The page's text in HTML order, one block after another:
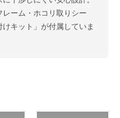
ーム・ホコリ取りシー
キット」が付属していま